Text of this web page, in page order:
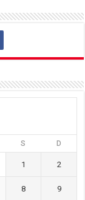
S D
1 2
8 9